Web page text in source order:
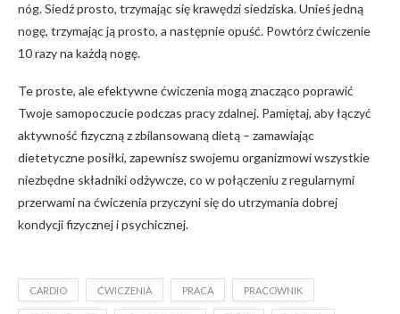
nóg. Siedź prosto, trzymając się krawędzi siedziska. Unieś jedną
nogę, trzymając ją prosto, a następnie opuść. Powtórz ćwiczenie
10 razy na każdą nogę.
Te proste, ale efektywne ćwiczenia mogą znacząco poprawić
Twoje samopoczucie podczas pracy zdalnej. Pamiętaj, aby łączyć
aktywność fizyczną z zbilansowaną dietą – zamawiając
dietetyczne posiłki, zapewnisz swojemu organizmowi wszystkie
niezbędne składniki odżywcze, co w połączeniu z regularnymi
przerwami na ćwiczenia przyczyni się do utrzymania dobrej
kondycji fizycznej i psychicznej.
CARDIO ĆWICZENIA PRACA PRACOWNIK